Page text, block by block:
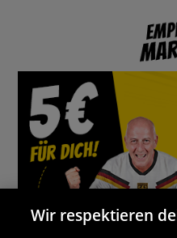
Wir respektieren